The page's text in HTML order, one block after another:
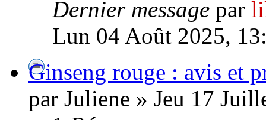
Dernier message par
Lun 04 Août 2025,
Ginseng rouge : avis et
par Juliene » Jeu 17